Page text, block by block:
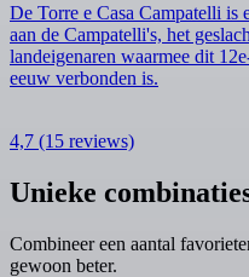
De Torre e Casa Campatelli is
aan de Campatelli's, het
landeigenaren waarmee dit
eeuw verbonden is.
4,7 (15 reviews)
Unieke
Combineer een aantal
gewoon beter.